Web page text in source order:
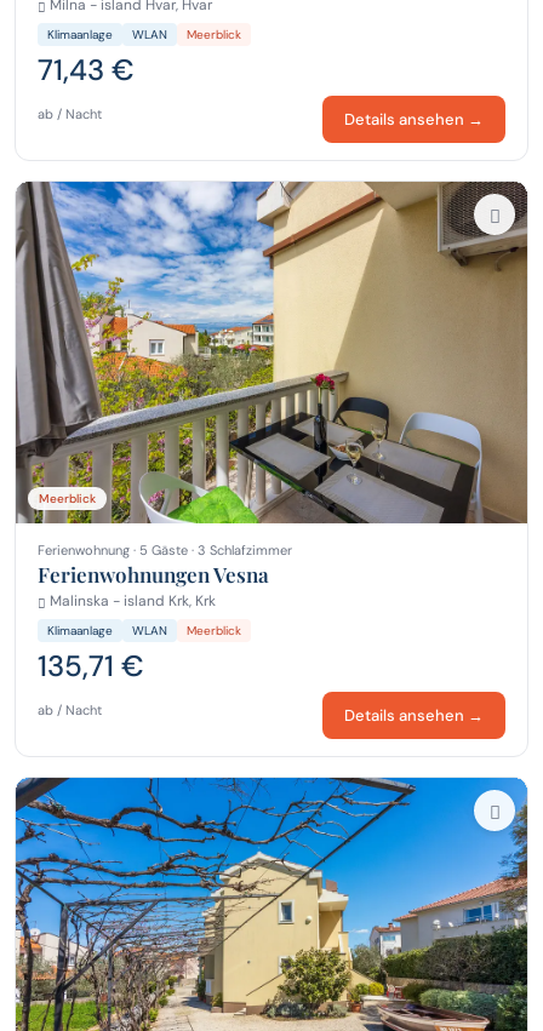
Milna - island Hvar, Hvar
Klimaanlage WLAN Meerblick
71,43 €
ab / Nacht Details ansehen →
Meerblick
Ferienwohnung · 5 Gäste · 3 Schlafzimmer
Ferienwohnungen Vesna
Malinska - island Krk, Krk
Klimaanlage WLAN Meerblick
135,71 €
ab / Nacht Details ansehen →